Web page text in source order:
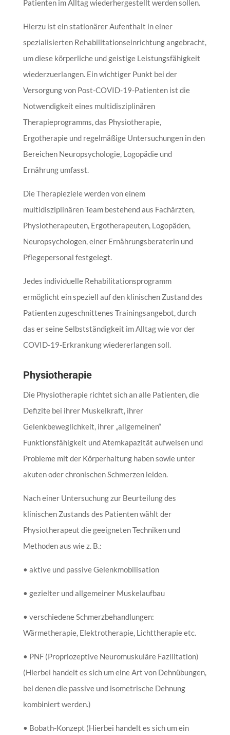
Patienten im Alltag wiederhergestellt werden sollen.
Hierzu ist ein stationärer Aufenthalt in einer
spezialisierten Rehabilitationseinrichtung angebracht,
um diese körperliche und geistige Leistungsfähigkeit
wiederzuerlangen. Ein wichtiger Punkt bei der
Versorgung von Post-COVID-19-Patienten ist die
Notwendigkeit eines multidisziplinären
Therapieprogramms, das Physiotherapie,
Ergotherapie und regelmäßige Untersuchungen in den
Bereichen Neuropsychologie, Logopädie und
Ernährung umfasst.
Die Therapieziele werden von einem
multidisziplinären Team bestehend aus Fachärzten,
Physiotherapeuten, Ergotherapeuten, Logopäden,
Neuropsychologen, einer Ernährungsberaterin und
Pflegepersonal festgelegt.
Jedes individuelle Rehabilitationsprogramm
ermöglicht ein speziell auf den klinischen Zustand des
Patienten zugeschnittenes Trainingsangebot, durch
das er seine Selbstständigkeit im Alltag wie vor der
COVID-19-Erkrankung wiedererlangen soll.
Physiotherapie
Die Physiotherapie richtet sich an alle Patienten, die
Defizite bei ihrer Muskelkraft, ihrer
Gelenkbeweglichkeit, ihrer „allgemeinen“
Funktionsfähigkeit und Atemkapazität aufweisen und
Probleme mit der Körperhaltung haben sowie unter
akuten oder chronischen Schmerzen leiden.
Nach einer Untersuchung zur Beurteilung des
klinischen Zustands des Patienten wählt der
Physiotherapeut die geeigneten Techniken und
Methoden aus wie z. B.:
• aktive und passive Gelenkmobilisation
• gezielter und allgemeiner Muskelaufbau
• verschiedene Schmerzbehandlungen:
Wärmetherapie, Elektrotherapie, Lichttherapie etc.
• PNF (Propriozeptive Neuromuskuläre Fazilitation)
(Hierbei handelt es sich um eine Art von Dehnübungen,
bei denen die passive und isometrische Dehnung
kombiniert werden.)
• Bobath-Konzept (Hierbei handelt es sich um ein